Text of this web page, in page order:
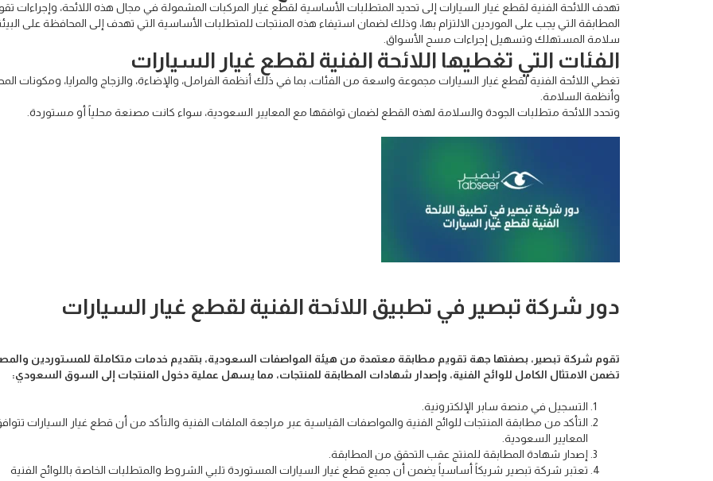
تهدف اللائحة الفنية لقطع غيار السيارات إلى تحديد المتطلبات الأساسية لقطع غيار المركبات المشمولة في مجال هذه اللائحة، وإجراءات
المطابقة التي يجب على الموردين الالتزام بها، وذلك لضمان استيفاء هذه المنتجات للمتطلبات الأساسية التي تهدف إلى المحافظة على
سلامة المستهلك وتسهيل إجراءات مسح الأسواق.
الفئات التي تغطيها اللائحة الفنية لقطع غيار السيارات
تغطي اللائحة الفنية لقطع غيار السيارات مجموعة واسعة من الفئات، بما في ذلك أنظمة الفرامل، والإضاءة، والزجاج والمرايا، ومكونات
وأنظمة السلامة.
وتحدد اللائحة متطلبات الجودة والسلامة لهذه القطع لضمان توافقها مع المعايير السعودية، سواء كانت مصنعة محلياً أو مستوردة.
دور شركة تبصير في تطبيق اللائحة الفنية لقطع غيار السيارات
تقوم شركة تبصير، بصفتها جهة تقويم مطابقة معتمدة من هيئة المواصفات السعودية، بتقديم خدمات متكاملة للمستوردين
تضمن الامتثال الكامل للوائح الفنية، وإصدار شهادات المطابقة للمنتجات، مما يسهل عملية دخول المنتجات إلى السوق السعودي:
التسجيل في منصة سابر الإلكترونية.
التأكد من مطابقة المنتجات للوائح الفنية والمواصفات القياسية عبر مراجعة الملفات الفنية والتأكد من أن قطع غيار السيارات
المعايير السعودية.
إصدار شهادة المطابقة للمنتج عقب التحقق من المطابقة.
تعتبر شركة تبصير شريكاً أساسياً يضمن أن جميع قطع غيار السيارات المستوردة تلبي الشروط والمتطلبات الخاصة باللوائح الفنية